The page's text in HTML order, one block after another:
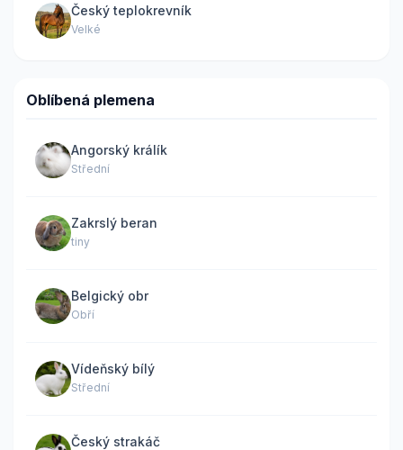
Český teplokrevník
Velké
Oblíbená plemena
Angorský králík
Střední
Zakrslý beran
tiny
Belgický obr
Obří
Vídeňský bílý
Střední
Český strakáč